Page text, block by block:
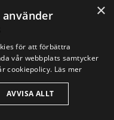
och utan
×
för att förbättra
vår webbplats samtycker
cookiepolicy. Läs mer
AVVISA ALLT